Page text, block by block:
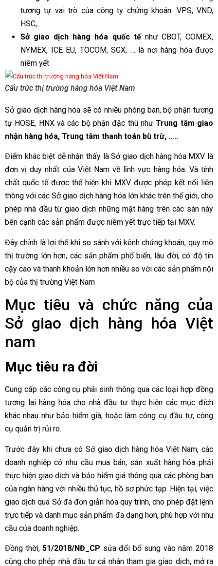
tương tự vai trò của công ty chứng khoán: VPS, VND,
HSC,…
Sở giao dịch hàng hóa quốc tếnhư CBOT, COMEX,
NYMEX, ICE EU, TOCOM, SGX, … là nơi hàng hóa được
niêm yết
Cấu trúc thị trường hàng hóa Việt Nam
Sở giao dịch hàng hóa sẽ có nhiều phòng ban, bộ phận tương
tự HOSE, HNX và các bộ phận đặc thù nhưTrung tâm giao
nhận hàng hóa, Trung tâm thanh toán bù trừ, …..
Điểm khác biệt dễ nhận thấy là Sở giao dịch hàng hóa MXV là
đơn vị duy nhất của Việt Nam về lĩnh vực hàng hóa. Và tính
chất quốc tế được thể hiện khi MXV được phép kết nối liên
thông với các Sở giao dịch hàng hóa lớn khác trên thế giới, cho
phép nhà đầu từ giao dịch những mặt hàng trên các sàn này
bên cạnh các sản phẩm được niêm yết trực tiếp tại MXV.
Đây chính là lợi thế khi so sánh với kênh chứng khoán, quy mô
thị trường lớn hơn, các sản phẩm phổ biến, lâu đời, có độ tin
cậy cao và thanh khoản lớn hơn nhiều so với các sản phẩm nội
bộ của thị trường Việt Nam
Mục tiêu và chức năng của
Sở giao dịch hàng hóa Việt
nam
Mục tiêu ra đời
Cung cấp các công cụ phái sinh thông qua các loại hợp đồng
tương lai hàng hóa cho nhà đầu tư thực hiện các mục đích
khác nhau như bảo hiểm giá, hoặc làm công cụ đầu tư, công
cụ quản trị rủi ro.
Trước đây khi chưa có Sở giao dịch hàng hóa Việt Nam, các
doanh nghiệp có nhu cầu mua bán, sản xuất hàng hóa phải
thực hiện giao dịch và bảo hiểm giá thông qua các phòng ban
của ngân hàng với nhiều thủ tục, hồ sơ phức tạp. Hiện tại, việc
giao dịch qua Sở đã đơn giản hóa quy trình, cho phép đặt lệnh
trực tiếp và danh mục sản phẩm đa dạng hơn, phù hợp với nhu
cầu của doanh nghiệp.
Đồng thời,51/2018/NĐ_CP sửa đổi bổ sung vào năm 2018
cũng cho phép nhà đầu tư cá nhân tham gia giao dịch, mở ra